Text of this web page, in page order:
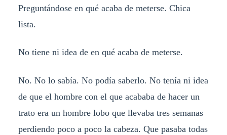
Preguntándose en qué acaba de meterse. Chica
lista.
No tiene ni idea de en qué acaba de meterse.
No. No lo sabía. No podía saberlo. No tenía ni idea
de que el hombre con el que acababa de hacer un
trato era un hombre lobo que llevaba tres semanas
perdiendo poco a poco la cabeza. Que pasaba todas